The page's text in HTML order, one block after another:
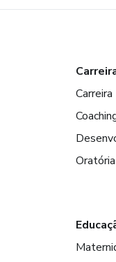
Carreira
Oratória